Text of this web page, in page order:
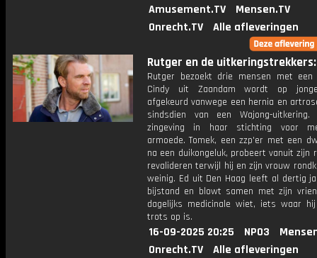
Amusement.TV
Mensen.TV
Onrecht.TV
Alle afleveringen
Rutger en de
Rutger bezoekt drie mensen met een
Cindy uit Zaandam wordt op
afgekeurd vanwege een hernia en
sindsdien van een Wajong-
zingeving in haar stichting voor
armoede. Tomek, een zzp'er met een
na een duikongeluk, probeert vanuit zijn
revalideren terwijl hij en zijn vrouw
weinig. Ed uit Den Haag leeft al dertig
bijstand en blowt samen met zijn
dagelijks medicinale wiet, iets waar
trots op is.
16-09-2025 20:25 NPO3
Onrecht.TV
Alle afleveringen